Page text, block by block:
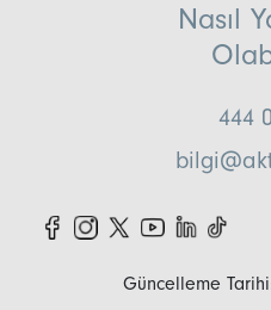
Nasıl
444
Güncelleme